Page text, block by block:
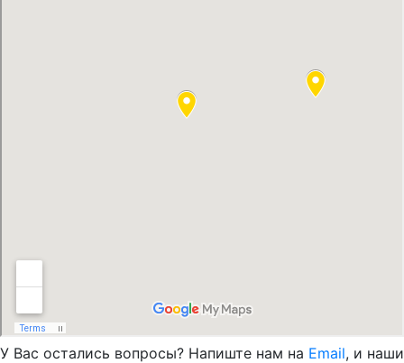
У Вас остались вопросы? Напиште нам на Email, и наши